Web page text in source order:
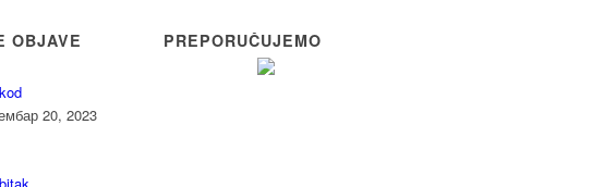
OBJAVE
20, 2023
PREPORUČUJEMO